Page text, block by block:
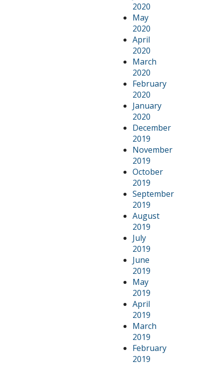
2020
May
2020
April
2020
March
2020
February
2020
January
2020
December
2019
November
2019
October
2019
September
2019
August
2019
July
2019
June
2019
May
2019
April
2019
March
2019
February
2019